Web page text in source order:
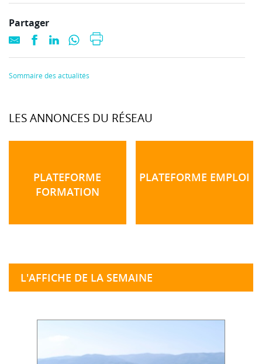
Partager
Sommaire des actualités
LES ANNONCES DU RÉSEAU
PLATEFORME
FORMATION
PLATEFORME EMPLOI
L'AFFICHE DE LA SEMAINE